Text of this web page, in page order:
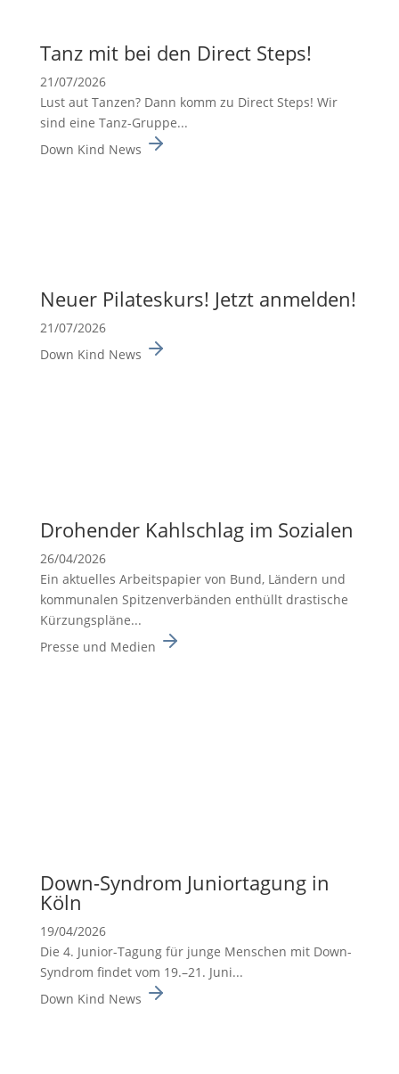
Tanz mit bei den Direct Steps!
21/07/2026
Lust aut Tanzen? Dann komm zu Direct Steps! Wir
sind eine Tanz-Gruppe...
Down Kind News
Neuer Pilates­kurs! Jetzt anmelden!
21/07/2026
Down Kind News
Drohender Kahlschlag im Sozialen
26/04/2026
Ein aktuelles Arbeits­pa­pier von Bund, Ländern und
kommu­nalen Spitzen­ver­bänden enthüllt drasti­sche
Kürzungs­pläne...
Presse und Medien
Down-Syndrom Junior­ta­gung in
Köln
19/04/2026
Die 4. Junior-Tagung für junge Menschen mit Down-
Syndrom findet vom 19.–21. Juni...
Down Kind News